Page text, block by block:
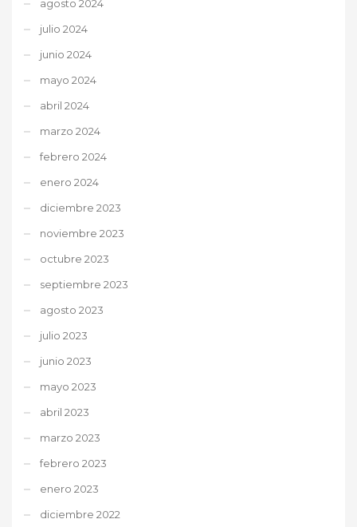
agosto 2024
julio 2024
junio 2024
mayo 2024
abril 2024
marzo 2024
febrero 2024
enero 2024
diciembre 2023
noviembre 2023
octubre 2023
septiembre 2023
agosto 2023
julio 2023
junio 2023
mayo 2023
abril 2023
marzo 2023
febrero 2023
enero 2023
diciembre 2022